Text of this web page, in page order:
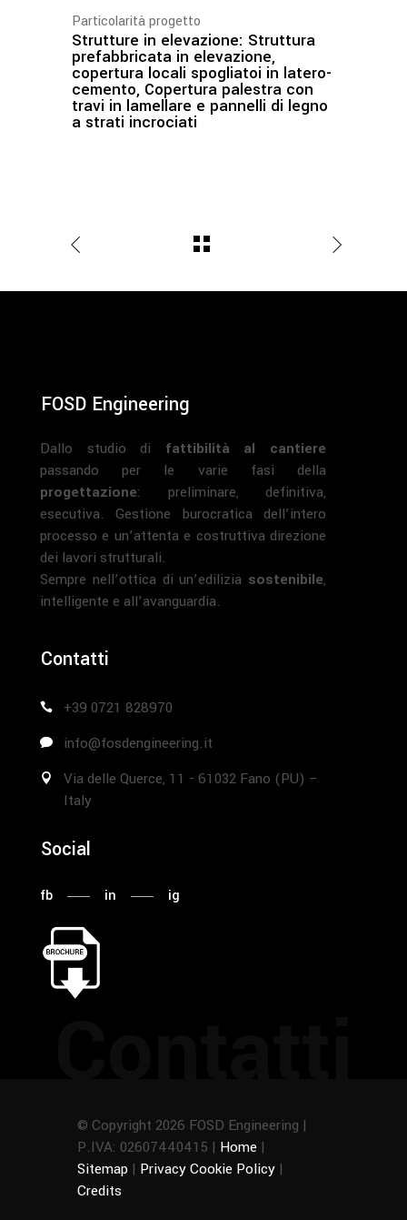
Particolarità progetto
Strutture in elevazione: Struttura
prefabbricata in elevazione,
copertura locali spogliatoi in latero-
cemento, Copertura palestra con
travi in lamellare e pannelli di legno
a strati incrociati
FOSD Engineering
Dallo studio di fattibilità al cantiere
passando per le varie fasi della
progettazione: preliminare, definitiva,
esecutiva. Gestione burocratica dell’intero
processo e un’attenta e costruttiva direzione
dei lavori strutturali.
Sempre nell’ottica di un’edilizia sostenibile,
intelligente e all’avanguardia.
Contatti
+39 0721 828970
info@fosdengineering.it
Via delle Querce, 11 - 61032 Fano (PU) –
Italy
Social
fb in ig
© Copyright 2026 FOSD Engineering |
P.IVA: 02607440415 | Home |
Sitemap | Privacy Cookie Policy |
Credits